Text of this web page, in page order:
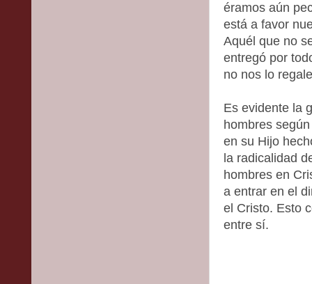
éramos aún
está a favor
Aquél que no
entregó por
no nos lo
Es evidente la
hombres
en su Hijo
la radicalidad
hombres en
a entrar en el
el Cristo. Esto
entre sí.